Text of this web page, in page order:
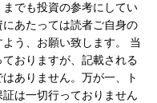
でも投資の参考にしてい
あたっては読者ご自身の
う、お願い致します。 当
おりますが、記載される
ありません。万が一、ト
は一切行っておりません